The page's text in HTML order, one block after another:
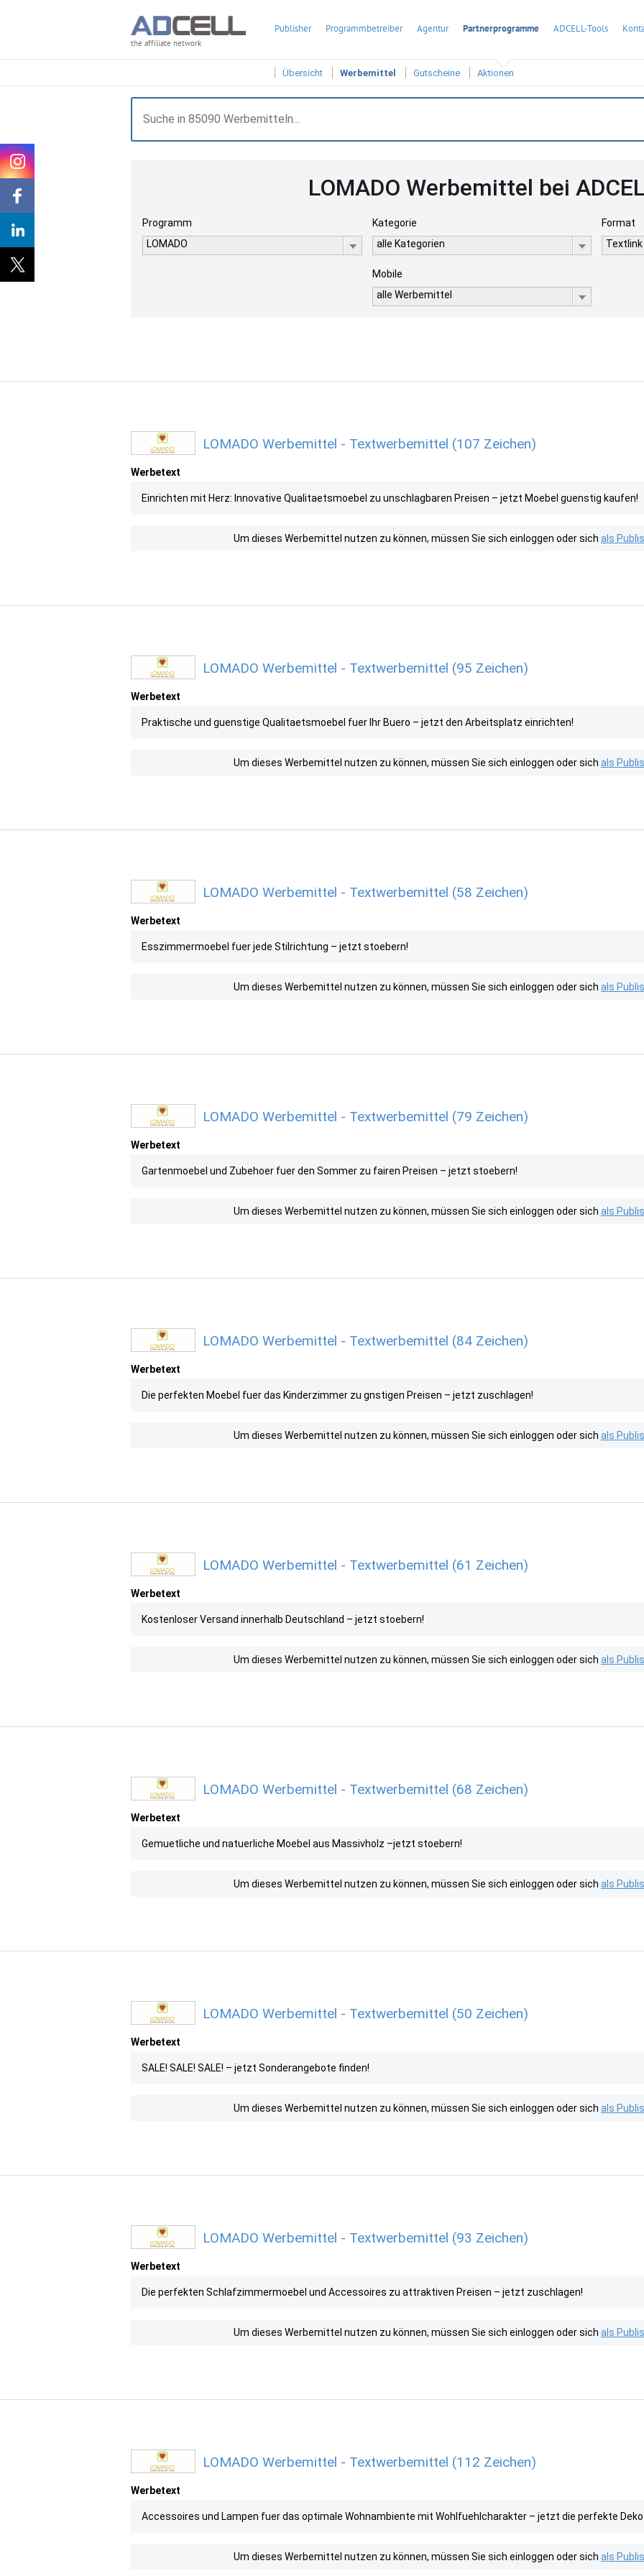
the affiliate network
Publisher Programmbetreiber Agentur Partnerprogramme ADCELL-Tools
Übersicht Werbemittel Gutscheine Aktionen
LOMADO Werbemittel bei
Programm
LOMADO
Kategorie
alle Kategorien
Format
Textlink
Mobile
alle Werbemittel
LOMADO Werbemittel - Textwerbemittel (107 Zeichen)
Werbetext
Einrichten mit Herz: Innovative Qualitaetsmoebel zu unschlagbaren Preisen – jetzt Moebel guenstig kaufen!
Um dieses Werbemittel nutzen zu können, müssen Sie sich einloggen oder sich als
LOMADO Werbemittel - Textwerbemittel (95 Zeichen)
Werbetext
Praktische und guenstige Qualitaetsmoebel fuer Ihr Buero – jetzt den Arbeitsplatz einrichten!
Um dieses Werbemittel nutzen zu können, müssen Sie sich einloggen oder sich als
LOMADO Werbemittel - Textwerbemittel (58 Zeichen)
Werbetext
Esszimmermoebel fuer jede Stilrichtung – jetzt stoebern!
Um dieses Werbemittel nutzen zu können, müssen Sie sich einloggen oder sich als
LOMADO Werbemittel - Textwerbemittel (79 Zeichen)
Werbetext
Gartenmoebel und Zubehoer fuer den Sommer zu fairen Preisen – jetzt stoebern!
Um dieses Werbemittel nutzen zu können, müssen Sie sich einloggen oder sich als
LOMADO Werbemittel - Textwerbemittel (84 Zeichen)
Werbetext
Die perfekten Moebel fuer das Kinderzimmer zu gnstigen Preisen – jetzt zuschlagen!
Um dieses Werbemittel nutzen zu können, müssen Sie sich einloggen oder sich als
LOMADO Werbemittel - Textwerbemittel (61 Zeichen)
Werbetext
Kostenloser Versand innerhalb Deutschland – jetzt stoebern!
Um dieses Werbemittel nutzen zu können, müssen Sie sich einloggen oder sich als
LOMADO Werbemittel - Textwerbemittel (68 Zeichen)
Werbetext
Gemuetliche und natuerliche Moebel aus Massivholz –jetzt stoebern!
Um dieses Werbemittel nutzen zu können, müssen Sie sich einloggen oder sich als
LOMADO Werbemittel - Textwerbemittel (50 Zeichen)
Werbetext
SALE! SALE! SALE! – jetzt Sonderangebote finden!
Um dieses Werbemittel nutzen zu können, müssen Sie sich einloggen oder sich als
LOMADO Werbemittel - Textwerbemittel (93 Zeichen)
Werbetext
Die perfekten Schlafzimmermoebel und Accessoires zu attraktiven Preisen – jetzt zuschlagen!
Um dieses Werbemittel nutzen zu können, müssen Sie sich einloggen oder sich als
LOMADO Werbemittel - Textwerbemittel (112 Zeichen)
Werbetext
Accessoires und Lampen fuer das optimale Wohnambiente mit Wohlfuehlcharakter – jetzt die perfekte Deko
Um dieses Werbemittel nutzen zu können, müssen Sie sich einloggen oder sich als